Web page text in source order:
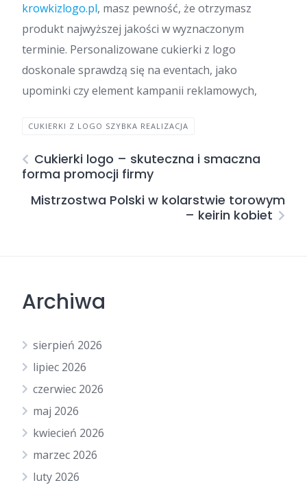
krowkizlogo.pl, masz pewność, że otrzymasz
produkt najwyższej jakości w wyznaczonym
terminie. Personalizowane cukierki z logo
doskonale sprawdzą się na eventach, jako
upominki czy element kampanii reklamowych,
CUKIERKI Z LOGO SZYBKA REALIZACJA
Cukierki logo – skuteczna i smaczna
forma promocji firmy
Mistrzostwa Polski w kolarstwie torowym
– keirin kobiet
Archiwa
sierpień 2026
lipiec 2026
czerwiec 2026
maj 2026
kwiecień 2026
marzec 2026
luty 2026